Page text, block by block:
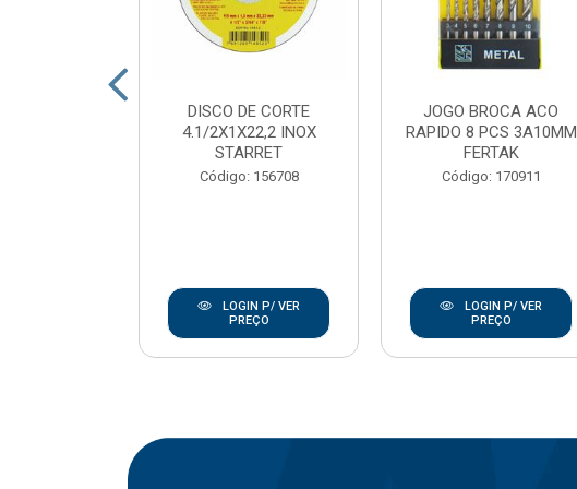
DISCO DE CORTE
4.1/2X1X22,2 INOX
STARRET
Código: 156708
LOGIN P/ VER
PREÇO
JOGO BROCA ACO
RAPIDO 8 PCS 3A10MM
FERTAK
Código: 170911
LOGIN P/ VER
PREÇO